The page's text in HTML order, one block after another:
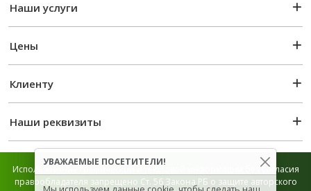
Наши услуги
Цены
Клиенту
Наши реквизиты
Использование графической и текстовой информации без согласия
правообладателя запрещено Ст. 56 Закона РБ о защите авторского
УВАЖАЕМЫЕ ПОСЕТИТЕЛИ!